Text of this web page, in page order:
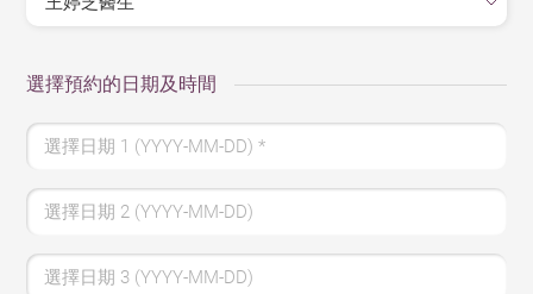
選擇預約的日期及時間
選擇日期 1 (YYYY-MM-DD)*
選擇日期 2 (YYYY-MM-DD)
選擇日期 3 (YYYY-MM-DD)